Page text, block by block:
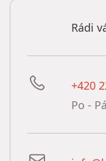
Rádi
+420
Po -